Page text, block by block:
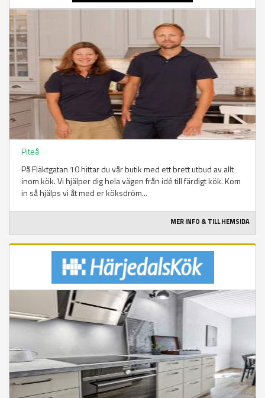
Piteå
På Fläktgatan 10 hittar du vår butik med ett brett utbud av allt
inom kök. Vi hjälper dig hela vägen från idé till färdigt kök. Kom
in så hjälps vi åt med er köksdröm...
MER INFO & TILL HEMSIDA